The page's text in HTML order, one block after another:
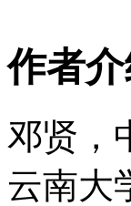
作者
邓贤，
云南大